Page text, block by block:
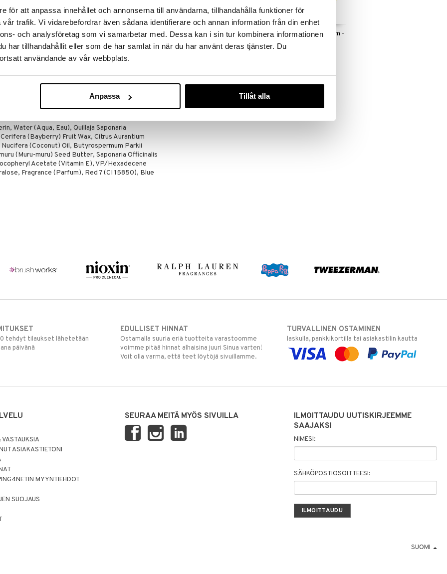
för att anpassa innehållet och annonserna till användarna, tillhandahålla funktioner för
trafik. Vi vidarebefordrar även sådana identifierare och annan information från din enhet
och analysföretag som vi samarbetar med. Dessa kan i sin tur kombinera informationen
har tillhandahållit eller som de har samlat in när du har använt deras tjänster. Du
användande av vår webbplats.
Anpassa Tillåt alla
on huuliseerumi, joka sisältää mantelivoita ja
käsittelee huulia. Seerumissa on makea voikreemin
Water (Aqua, Eau), Quillaja Saponaria
(Bayberry) Fruit Wax, Citrus Aurantium
(Coconut) Oil, Butyrospermum Parkii
(Muru-muru) Seed Butter, Saponaria Officinalis
Acetate (Vitamin E), VP/Hexadecene
Fragrance (Parfum), Red 7 (CI 15850), Blue
b.fresh Kiss My Sass -
Lip Serum
B.FRESH
b.fresh Whipped Dream -
Moistuizing Body Whip
B.FRESH
tehdyt tilaukset lähetetään
päivänä
EDULLISET HINNAT
Ostamalla suuria eriä tuotteita varastoomme
voimme pitää hinnat alhaisina juuri Sinua varten!
Voit olla varma, että teet löytöjä sivuillamme.
TURVALLINEN OSTAMINEN
laskulla, pankkikortilla tai asiakastilin kautta
ASIAKASTIETONI
MYYNTIEHDOT
SUOJAUS
SEURAA MEITÄ MYÖS SIVUILLA
ILMOITTAUDU UUTISKIRJEEMME
SAAJAKSI
NIMESI:
SÄHKÖPOSTIOSOITTEESI:
SUOMI